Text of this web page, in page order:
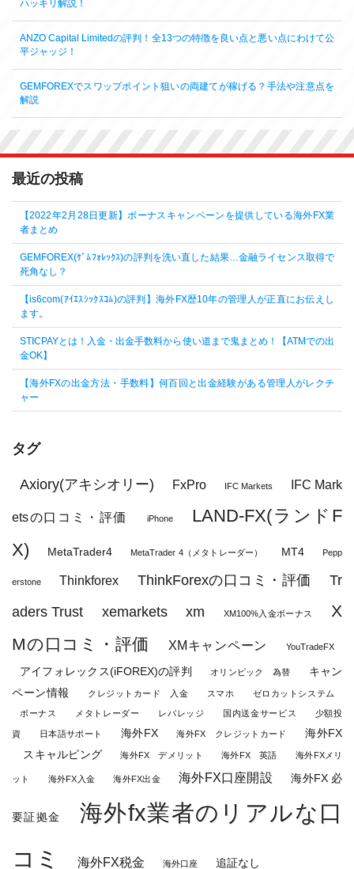
ハッキリ解説！
ANZO Capital Limitedの評判！全13つの特徴を良い点と悪い点にわけて公
平ジャッジ！
GEMFOREXでスワップポイント狙いの両建てが稼げる？手法や注意点を
解説
最近の投稿
【2022年2月28日更新】ボーナスキャンペーンを提供している海外FX業
者まとめ
GEMFOREX(ｹﾞﾑﾌｫﾚｯｸｽ)の評判を洗い直した結果…金融ライセンス取得で
死角なし？
【is6com(ｱｲｴｽｼｯｸｽｺﾑ)の評判】海外FX歴10年の管理人が正直にお伝えし
ます。
STICPAYとは！入金・出金手数料から使い道まで鬼まとめ！【ATMでの出
金OK】
【海外FXの出金方法・手数料】何百回と出金経験がある管理人がレクチ
ャー
タグ
Axiory(アキシオリー) FxPro IFC Markets IFC Mark
etsの口コミ・評価 iPhone
LAND-FX(ランドF
X)
MetaTrader4 MetaTrader 4（メタトレーダー） MT4 Pepp
erstone Thinkforex ThinkForexの口コミ・評価
Tr
aders Trust
xemarkets xm XM100%入金ボーナス
X
Mの口コミ・評価
XMキャンペーン YouTradeFX
アイフォレックス(iFOREX)の評判 オリンピック 為替
キャン
ペーン情報
クレジットカード 入金 スマホ ゼロカットシステム
ボーナス メタトレーダー レバレッジ 国内送金サービス 少額投
資 日本語サポート 海外FX 海外FX クレジットカード
海外FX
スキャルピング
海外FX デメリット 海外FX 英語 海外FXメリ
ット 海外FX入金 海外FX出金 海外FX口座開設 海外FX 必
要証拠金
海外fx業者のリアルな口
コミ
海外FX税金 海外口座 追証なし